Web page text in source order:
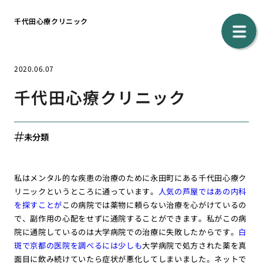
千代田心療クリニック
2020.06.07
千代田心療クリニック
未分類
私はメンタル的な疾患の治療のために永田町にある千代田心療ク
リニックというところに通っています。 人気の芦屋ではあの内科
を探すことがこの病院では薬物に頼らない治療を心がけているの
で、副作用の心配をせずに通院することができます。私がこの病
院に通院しているのは大学病院での治療に失敗したからです。 白
斑で京都の医院を調べるには少しも大学病院で処方された薬を真
面目に飲み続けていたら症状が悪化してしまいました。ネットで